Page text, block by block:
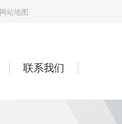
网站地图
联系我们